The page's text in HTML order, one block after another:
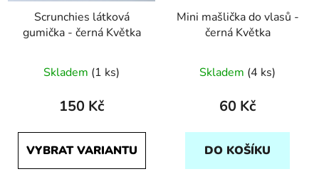
Scrunchies látková
gumička - černá Květka
Skladem (1 ks)
150 Kč
VYBRAT VARIANTU
Mini mašlička do vlasů -
černá Květka
Skladem (4 ks)
60 Kč
DO KOŠÍKU